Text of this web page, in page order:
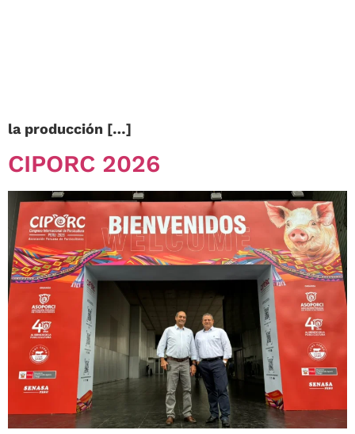
la producción […]
CIPORC 2026